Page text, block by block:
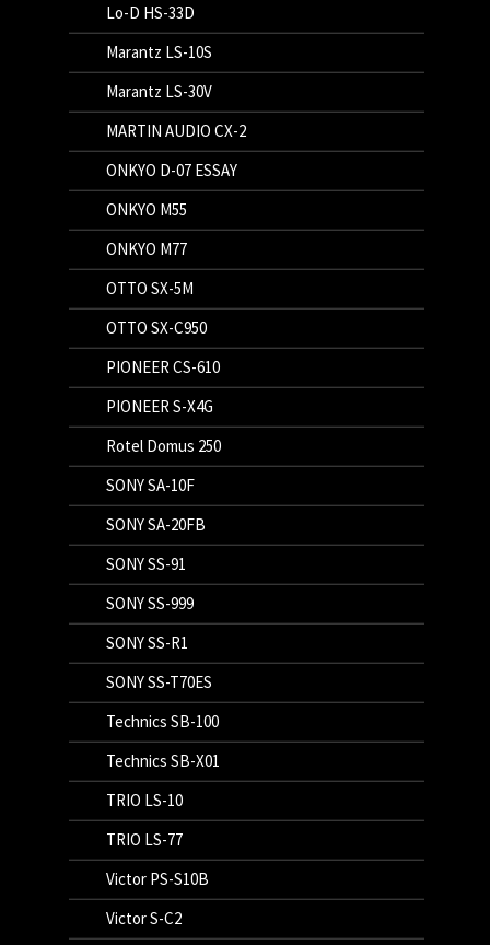
Lo-D HS-33D
Marantz LS-10S
Marantz LS-30V
MARTIN AUDIO CX-2
ONKYO D-07 ESSAY
ONKYO M55
ONKYO M77
OTTO SX-5M
OTTO SX-C950
PIONEER CS-610
PIONEER S-X4G
Rotel Domus 250
SONY SA-10F
SONY SA-20FB
SONY SS-91
SONY SS-999
SONY SS-R1
SONY SS-T70ES
Technics SB-100
Technics SB-X01
TRIO LS-10
TRIO LS-77
Victor PS-S10B
Victor S-C2